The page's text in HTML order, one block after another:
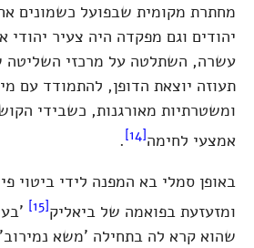
מחתרת מקומית שבפועל כשמונים
יהודים וגם מפקדה היה צעיר יהודי
עשרה, השתלטה על מרכזי השליטה של
תעוזה יוצאת הדופן, להתמודד עם
ומשטרתיות מאורגנות, כשבידי
אמצעי לחימה[14]
.
באופן סמלי בא המפנה לידי ביטוי
ומזעזעת בפואמה של ביאליק[15]
'בעיר
שהוא קרא לה בתחילה 'משא נמירוב'.